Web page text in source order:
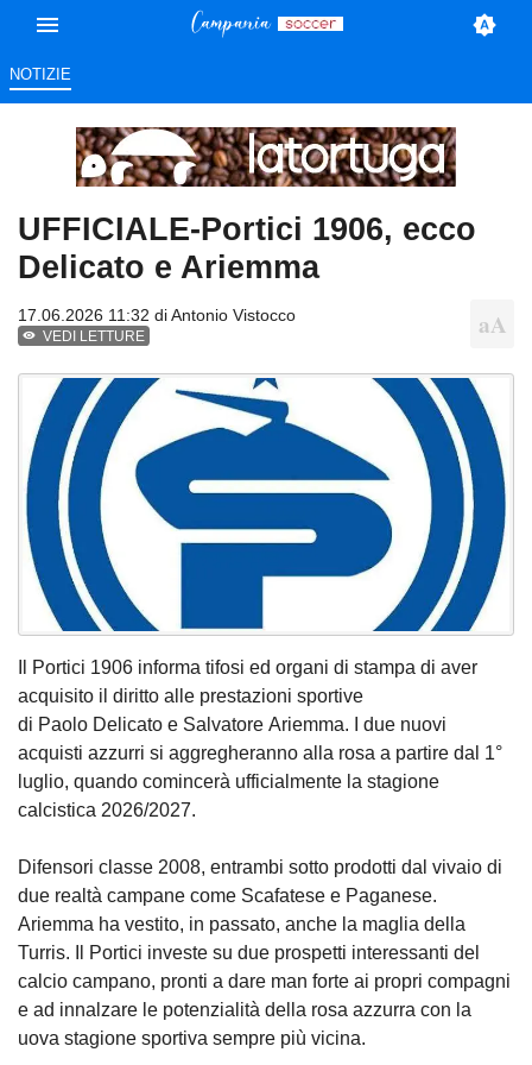
NOTIZIE
UFFICIALE-Portici 1906, ecco
Delicato e Ariemma
17.06.2026 11:32 diAntonio Vistocco
VEDI LETTURE
Il Portici 1906 informa tifosi ed organi di stampa di aver
acquisito il diritto alle prestazioni sportive
di Paolo Delicato e Salvatore Ariemma. I due nuovi
acquisti azzurri si aggregheranno alla rosa a partire dal 1°
luglio, quando comincerà ufficialmente la stagione
calcistica 2026/2027.
Difensori classe 2008, entrambi sotto prodotti dal vivaio di
due realtà campane come Scafatese e Paganese.
Ariemma ha vestito, in passato, anche la maglia della
Turris. Il Portici investe su due prospetti interessanti del
calcio campano, pronti a dare man forte ai propri compagni
e ad innalzare le potenzialità della rosa azzurra con la
uova stagione sportiva sempre più vicina.